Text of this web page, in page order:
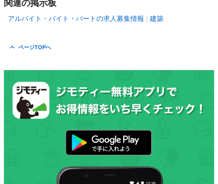
関連の掲示板
アルバイト・バイト・パートの求人募集情報 建築
ページTOPへ